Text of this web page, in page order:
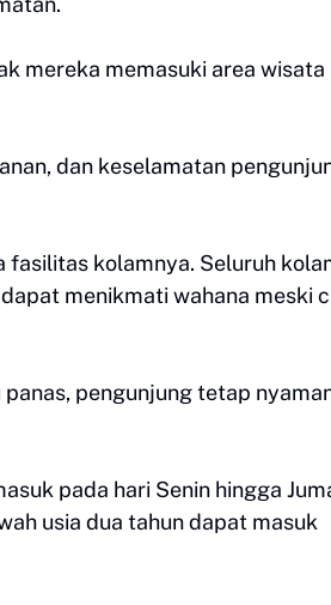
mereka memasuki area wisata
dan keselamatan
kolamnya. Seluruh
menikmati wahana meski
pengunjung tetap
pada hari Senin hingga
usia dua tahun dapat masuk